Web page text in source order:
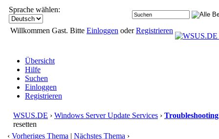
Sprache wählen:
Willkommen Gast. Bitte Einloggen oderRegistrieren
Übersicht
Hilfe
Suchen
Einloggen
Registrieren
WSUS.DE › Windows Server Update Services › Troubleshooting
resetten
‹ Vorheriges Thema | Nächstes Thema ›